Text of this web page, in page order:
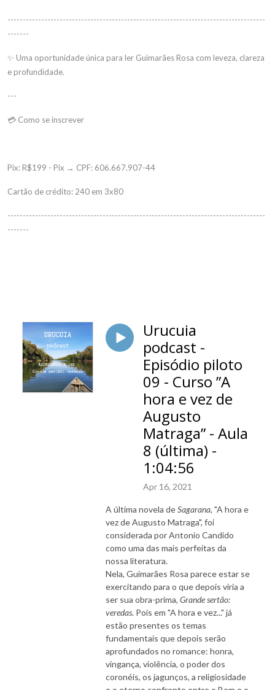
------------------------------------------------------------------------------------
-------
✨ Uma oportunidade única para ler Guimarães Rosa com leveza, clareza
e profundidade.
---
💳 Como se inscrever
Pix: R$199 - Pix → CPF: 606.667.907-44
Cartão de crédito: 240 em 3x80
------------------------------------------------------------------------------------
-------
Urucuia
podcast -
Episódio piloto
09 - Curso ”A
hora e vez de
Augusto
Matraga” - Aula
8 (última) -
1:04:56
Apr 16, 2021
A última novela deSagarana, "A hora e
vez de Augusto Matraga", foi
considerada por Antonio Candido
como uma das mais perfeitas da
nossa literatura.
Nela, Guimarães Rosa parece estar se
exercitando para o que depois viria a
ser sua obra-prima, Grande sertão:
veredas. Pois em "A hora e vez..." já
estão presentes os temas
fundamentais que depois serão
aprofundados no romance: honra,
vingança, violência, o poder dos
coronéis, os jagunços, a religiosidade